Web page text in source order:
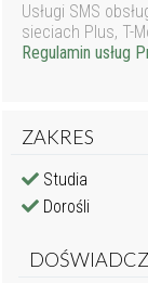
Usługi SMS
sieciach Plus, T-
Regulamin usług
ZAKRES
Studia
Dorośli